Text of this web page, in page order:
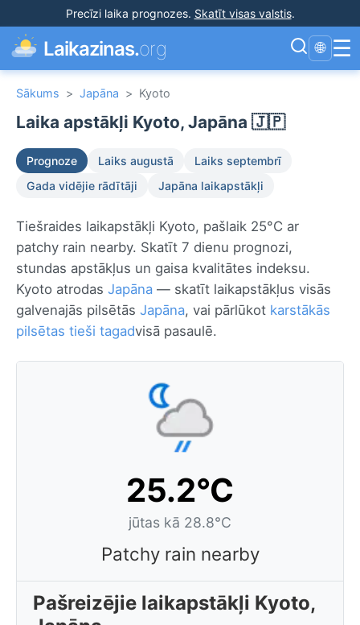
Precīzi laika prognozes. Skatīt visas valstis.
Laikazinas.org 🌐 ☰
Sākums > Japāna > Kyoto
Laika apstākļi Kyoto, Japāna 🇯🇵
Prognoze Laiks augustā
Laiks septembrī
Gada vidējie rādītāji
Japāna laikapstākļi
Tiešraides laikapstākļi Kyoto, pašlaik 25°C ar
patchy rain nearby. Skatīt 7 dienu prognozi,
stundas apstākļus un gaisa kvalitātes indeksu.
Kyoto atrodas Japāna — skatīt laikapstākļus visās
galvenajās pilsētās Japāna, vai pārlūkot karstākās
pilsētas tieši tagadvisā pasaulē.
25.2°C
jūtas kā 28.8°C
Patchy rain nearby
Pašreizējie laikapstākļi Kyoto,